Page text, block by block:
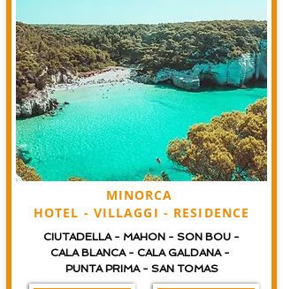
MINORCA
HOTEL - VILLAGGI - RESIDENCE
CIUTADELLA - MAHON - SON BOU -
CALA BLANCA - CALA GALDANA -
PUNTA PRIMA - SAN TOMAS